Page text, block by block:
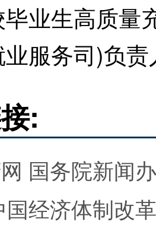
业生高质量
服务司)负
:
国务院新闻
国经济体制改